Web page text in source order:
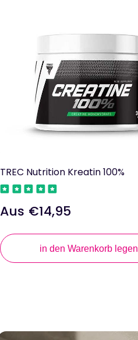
TREC Nutrition Kreatin 100%
Regulärer
Aus €14,95
in den Warenkorb legen